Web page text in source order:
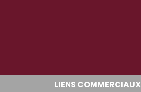
LIENS COMMERCIAUX